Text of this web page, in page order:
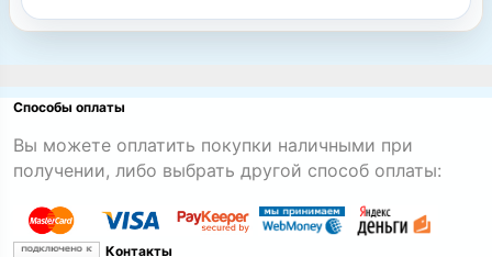
Способы оплаты
Вы можете оплатить покупки наличными при
получении, либо выбрать другой способ оплаты:
Контакты